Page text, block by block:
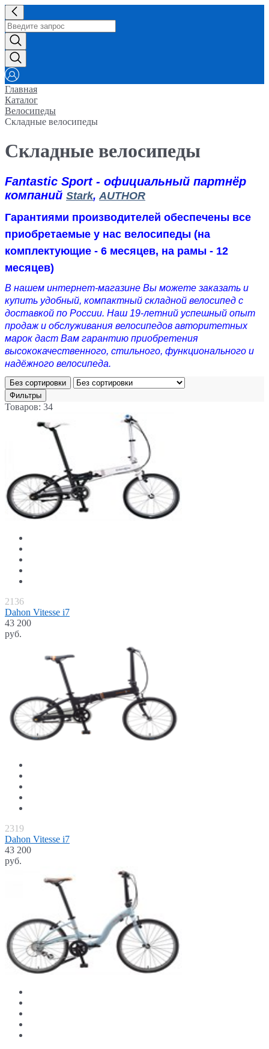
Главная
Каталог
Велосипеды
Складные велосипеды
Складные велосипеды
Fantastic Sport - официальный партнёр
компаний Stark, AUTHOR
Гарантиями производителей обеспечены все
приобретаемые у нас велосипеды (на
комплектующие - 6 месяцев, на рамы - 12
месяцев)
В нашем интернет-магазине Вы можете заказать и
купить удобный, компактный складной велосипед с
доставкой по России. Наш 19-летний успешный опыт
продаж и обслуживания велосипедов авторитетных
марок даст Вам гарантию приобретения
высококачественного, стильного, функционального и
надёжного велосипеда.
Без сортировки
Фильтры
Товаров: 34
2136
Dahon Vitesse i7
43 200
руб.
2319
Dahon Vitesse i7
43 200
руб.